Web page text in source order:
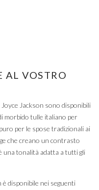
AL VOSTRO
Jackson sono disponibili
morbido tulle italiano per
per le spose tradizionali ai
che creano un contrasto
una tonalità adatta a tutti gli
è disponibile nei seguenti